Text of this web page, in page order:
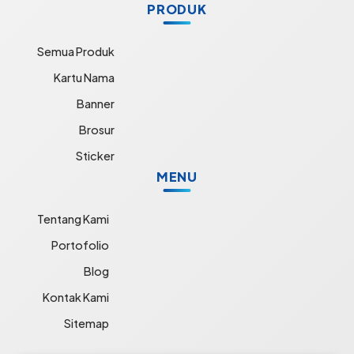
PRODUK
Semua Produk
Kartu Nama
Banner
Brosur
Sticker
MENU
Tentang Kami
Portofolio
Blog
Kontak Kami
Sitemap